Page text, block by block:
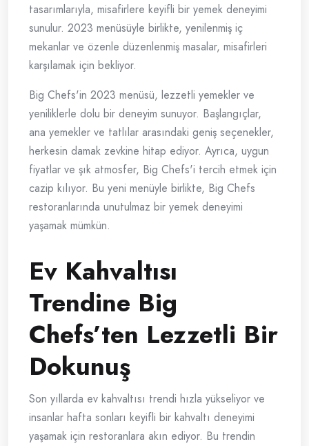
tasarımlarıyla, misafirlere keyifli bir yemek deneyimi
sunulur. 2023 menüsüyle birlikte, yenilenmiş iç
mekanlar ve özenle düzenlenmiş masalar, misafirleri
karşılamak için bekliyor.
Big Chefs'in 2023 menüsü, lezzetli yemekler ve
yeniliklerle dolu bir deneyim sunuyor. Başlangıçlar,
ana yemekler ve tatlılar arasındaki geniş seçenekler,
herkesin damak zevkine hitap ediyor. Ayrıca, uygun
fiyatlar ve şık atmosfer, Big Chefs'i tercih etmek için
cazip kılıyor. Bu yeni menüyle birlikte, Big Chefs
restoranlarında unutulmaz bir yemek deneyimi
yaşamak mümkün.
Ev Kahvaltısı
Trendine Big
Chefs’ten Lezzetli Bir
Dokunuş
Son yıllarda ev kahvaltısı trendi hızla yükseliyor ve
insanlar hafta sonları keyifli bir kahvaltı deneyimi
yaşamak için restoranlara akın ediyor. Bu trendin